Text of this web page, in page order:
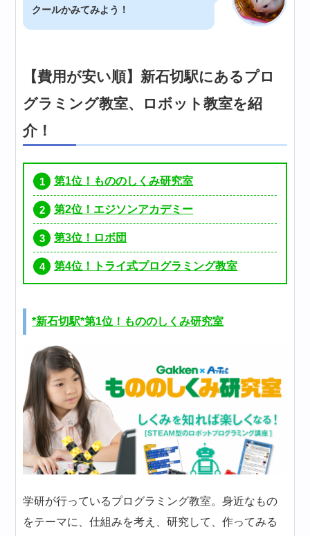
クールかみてみよう！
【費用が安い順】新石切駅にあるプロ
グラミング教室、ロボット教室を紹
介！
第1位！もののしくみ研究室
第2位！エジソンアカデミー
第3位！ロボ団
第4位！トライ式プログラミング教室
*新石切駅*第1位！もののしくみ研究室
学研が行っているプログラミング教室。身近なもの
をテーマに、仕組みを考え、研究して、作ってみる